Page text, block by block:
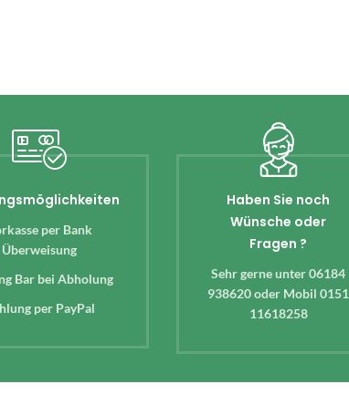
per Bank
Überweisung
Bar bei Abholung
per PayPal
Haben Sie noch
Wünsche oder
Fragen ?
Sehr gerne unter 06184
938620 oder Mobil 0151
11618258